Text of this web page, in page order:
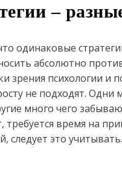
–
одинаковые
абсолютно
зрения психологии
не подходят.
много чего
требуется время на
следует это учитывать.